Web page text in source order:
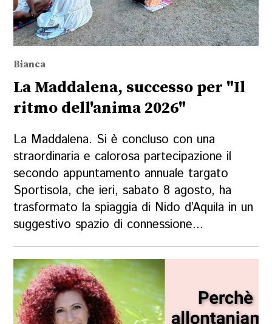
Bianca
La Maddalena, successo per "Il
ritmo dell'anima 2026"
La Maddalena. Si è concluso con una
straordinaria e calorosa partecipazione il
secondo appuntamento annuale targato
Sportisola, che ieri, sabato 8 agosto, ha
trasformato la spiaggia di Nido d’Aquila in un
suggestivo spazio di connessione...